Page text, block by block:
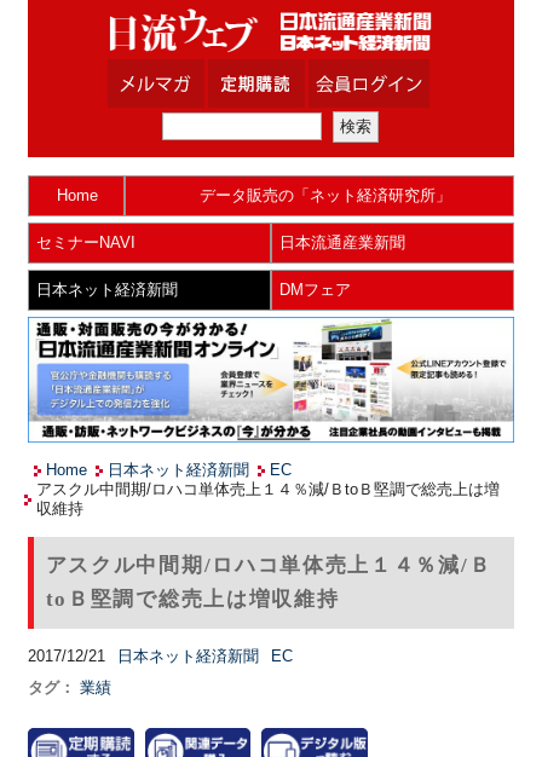
Home データ販売の「ネット経済研究所」
セミナーNAVI 日本流通産業新聞
日本ネット経済新聞 DMフェア
Home 日本ネット経済新聞
EC
アスクル中間期/ロハコ単体売上１４％減/ＢtoＢ堅調で総売上は増
収維持
アスクル中間期/ロハコ単体売上１４％減/Ｂ
toＢ堅調で総売上は増収維持
2017/12/21 日本ネット経済新聞
EC
タグ： 業績